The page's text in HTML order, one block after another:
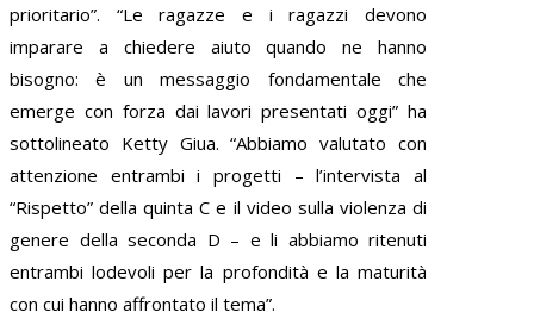
prioritario”. “Le ragazze e i ragazzi devono
imparare a chiedere aiuto quando ne hanno
bisogno: è un messaggio fondamentale che
emerge con forza dai lavori presentati oggi” ha
sottolineato Ketty Giua. “Abbiamo valutato con
attenzione entrambi i progetti – l’intervista al
“Rispetto” della quinta C e il video sulla violenza di
genere della seconda D – e li abbiamo ritenuti
entrambi lodevoli per la profondità e la maturità
con cui hanno affrontato il tema”.